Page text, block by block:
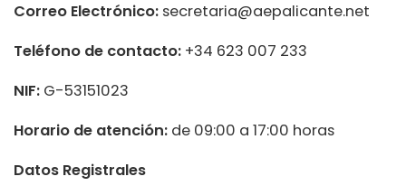
Correo Electrónico: secretaria@aepalicante.net
Teléfono de contacto: +34 623 007 233
NIF: G-53151023
Horario de atención: de 09:00 a 17:00 horas
Datos Registrales